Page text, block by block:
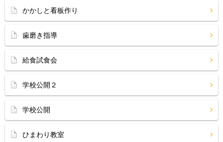
かかしと看板作り
歯磨き指導
給食試食会
学校公開２
学校公開
ひまわり教室